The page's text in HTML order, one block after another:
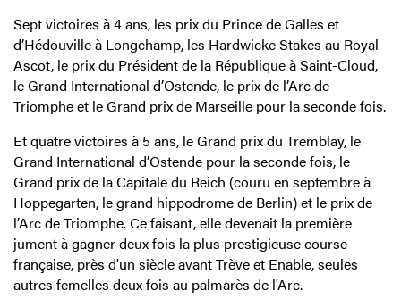
Sept victoires à 4 ans, les prix du Prince de Galles et
d’Hédouville à Longchamp, les Hardwicke Stakes au Royal
Ascot, le prix du Président de la République à Saint-Cloud,
le Grand International d’Ostende, le prix de l’Arc de
Triomphe et le Grand prix de Marseille pour la seconde fois.
Et quatre victoires à 5 ans, le Grand prix du Tremblay, le
Grand International d’Ostende pour la seconde fois, le
Grand prix de la Capitale du Reich (couru en septembre à
Hoppegarten, le grand hippodrome de Berlin) et le prix de
l’Arc de Triomphe. Ce faisant, elle devenait la première
jument à gagner deux fois la plus prestigieuse course
française, près d'un siècle avant Trève et Enable, seules
autres femelles deux fois au palmarès de l'Arc.